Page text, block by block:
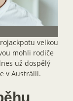
velkou
mohli rodiče
už dospělý
v Austrálii.